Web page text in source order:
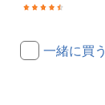
一緒に買う